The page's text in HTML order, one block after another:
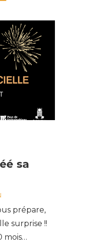
sa
prépare,
surprise !!
mois…